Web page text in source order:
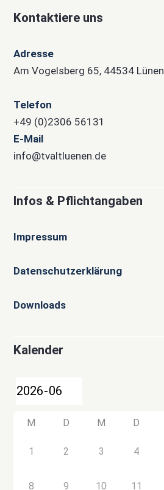
Kontaktiere uns
Adresse
Am Vogelsberg 65, 44534 Lünen
Telefon
+49 (0)2306 56131
E-Mail
info@tvaltluenen.de
Infos & Pflichtangaben
Impressum
Datenschutzerklärung
Downloads
Kalender
M D M D
1 2 3 4
8 9 10 11